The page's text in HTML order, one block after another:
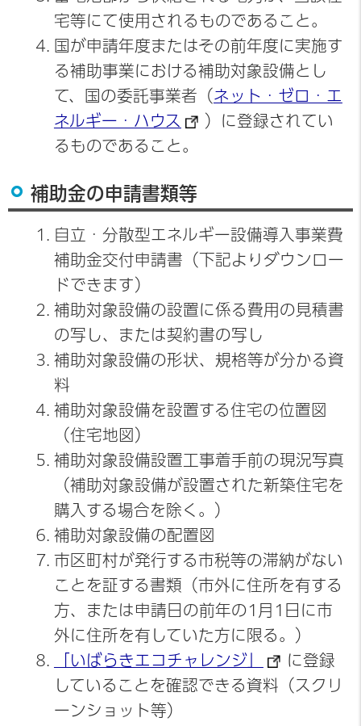
宅等にて使用されるものであること。
国が申請年度またはその前年度に実施す
る補助事業における補助対象設備とし
て、国の委託事業者（ ネット・ゼロ・エ
ネルギー・ハウス
）に登録されてい
るものであること。
補助金の申請書類等
自立・分散型エネルギー設備導入事業費
補助金交付申請書（下記よりダウンロー
ドできます）
補助対象設備の設置に係る費用の見積書
の写し、または契約書の写し
補助対象設備の形状、規格等が分かる資
料
補助対象設備を設置する住宅の位置図
（住宅地図）
補助対象設備設置工事着手前の現況写真
（補助対象設備が設置された新築住宅を
購入する場合を除く。）
補助対象設備の配置図
市区町村が発行する市税等の滞納がない
ことを証する書類（市外に住所を有する
方、または申請日の前年の1月1日に市
外に住所を有していた方に限る。）
「いばらきエコチャレンジ」
に登録
していることを確認できる資料（スクリ
ーンショット等）